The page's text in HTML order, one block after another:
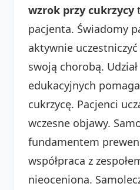
wzrok przy cukrzycy
pacjenta. Świadomy
aktywnie
swoją chorobą.
edukacyjnych
cukrzycę. Pacjenci
wczesne objawy.
fundamentem
współpraca z
nieoceniona.